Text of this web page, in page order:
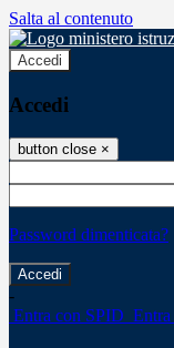
Salta al contenuto
Accedi
Accedi
button close ×
Password dimenticata?
-
Entra con SPID